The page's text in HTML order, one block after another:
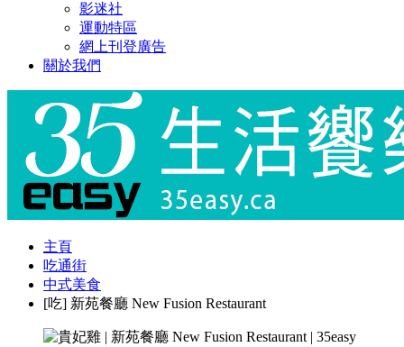
影迷社
運動特區
網上刊登廣告
關於我們
主頁
吃通街
中式美食
[吃] 新苑餐廳 New Fusion Restaurant